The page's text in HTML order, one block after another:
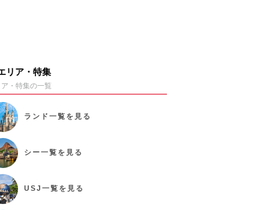
リア・特集
・特集の一覧
ランド 一覧を見る
シー一覧を見る
USJ 一覧を見る